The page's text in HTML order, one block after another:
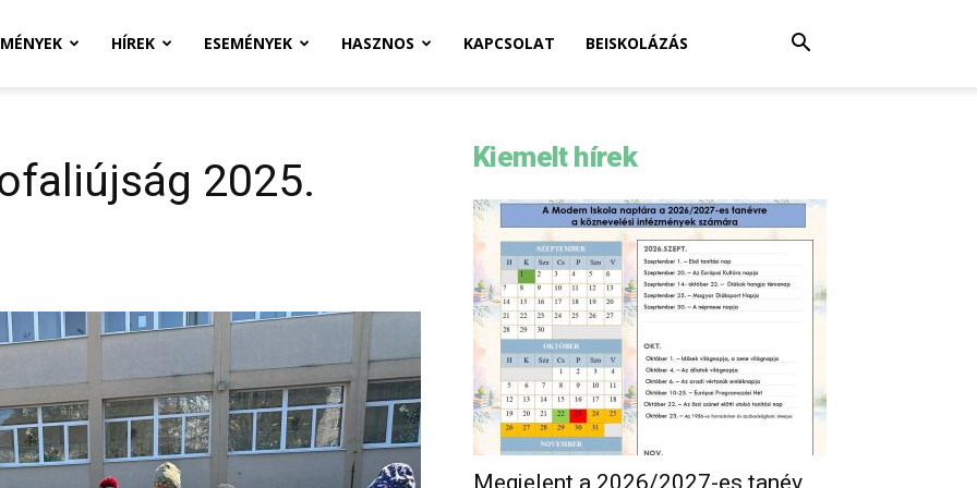
HÍREK ESEMÉNYEK HASZNOS KAPCSOLAT BEISKOLÁZÁS
2025.
Kiemelt hírek
Megjelent a 2026/2027-es tanév